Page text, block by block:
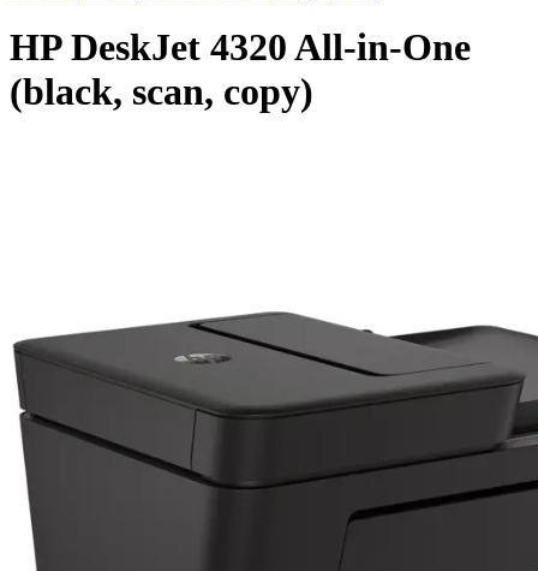
HP DeskJet 4320 All-in-One
(black, scan, copy)